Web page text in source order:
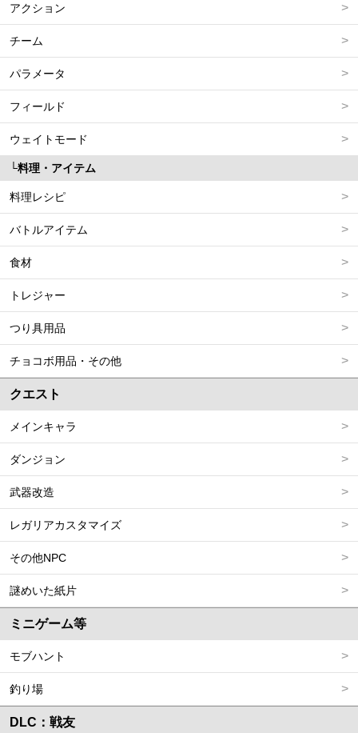
アクション
チーム
パラメータ
フィールド
ウェイトモード
料理・アイテム
料理レシピ
バトルアイテム
食材
トレジャー
つり具用品
チョコボ用品・その他
クエスト
メインキャラ
ダンジョン
武器改造
レガリアカスタマイズ
その他NPC
謎めいた紙片
ミニゲーム等
モブハント
釣り場
DLC：戦友